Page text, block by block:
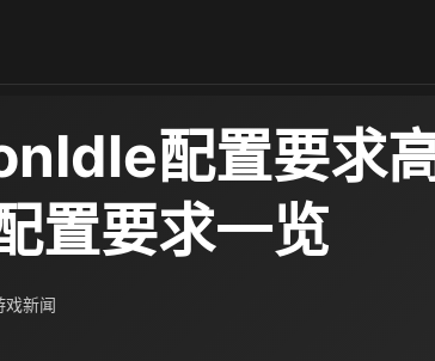
配置要求
置要求一览
新闻